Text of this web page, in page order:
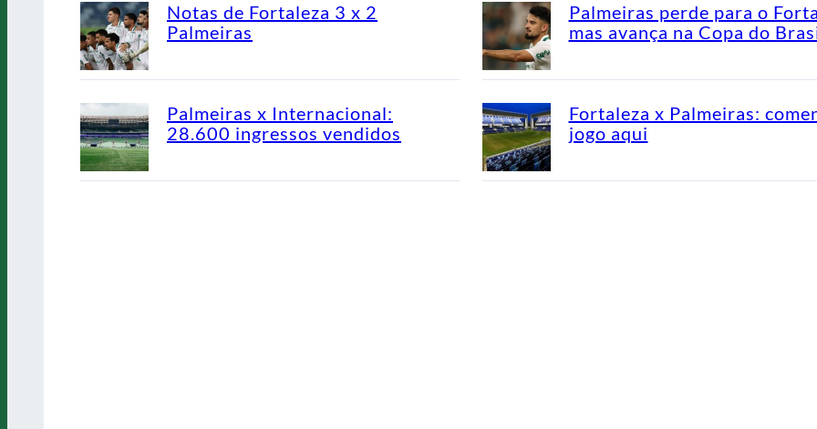
Notas de Fortaleza 3 x 2
Palmeiras
Palmeiras perde para o
mas avança na Copa do
Palmeiras x Internacional:
28.600 ingressos vendidos
Fortaleza x Palmeiras:
jogo aqui